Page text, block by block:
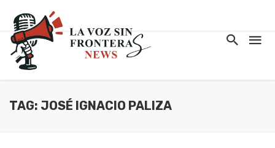
TAG: JOSÉ IGNACIO PALIZA